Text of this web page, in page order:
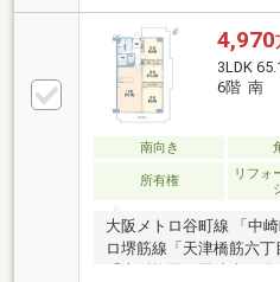
1LDK!! 13階部分の南向
フォーム完成!!■約12.3
身・投資用にもおすす
パー等生活至便!!●ちょ
方も是非お問い合わせ
他社様が広告している
す!●【お問い合わせは、
予約をするにクリックし
4,970
3LDK
6階 南
南向き
所有権
リフォ
大阪メトロ谷町線 「
ロ堺筋線「天津橋筋六